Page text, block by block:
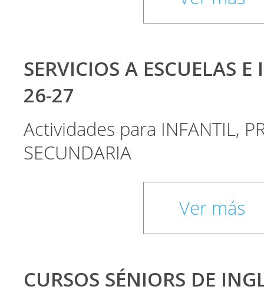
SERVICIOS A ESCUELAS
26-27
Actividades para INFANTIL,
SECUNDARIA
Ver más
CURSOS SÉNIORS DE